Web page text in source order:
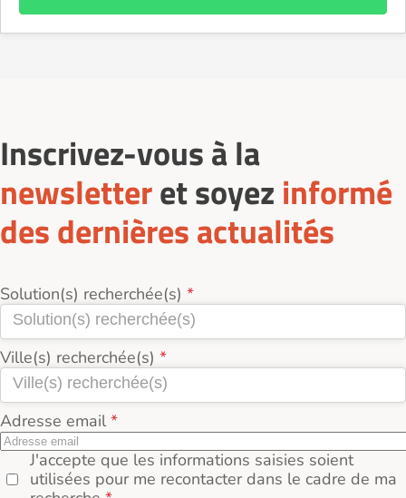
Inscrivez-vous à la
newsletteret soyez informé
des dernières actualités
Solution(s) recherchée(s)
Ville(s) recherchée(s)
Adresse email
J'accepte que les informations saisies soient
utilisées pour me recontacter dans le cadre de ma